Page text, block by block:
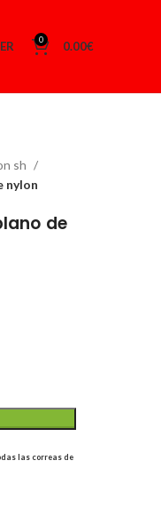
0 0.00€
sh
nylon
de
las correas de